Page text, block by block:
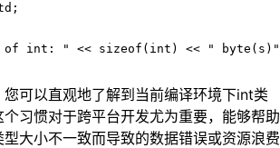
int: " << sizeof(int) << " byte(s)"
可以直观地了解到当前编译环境下int类
习惯对于跨平台开发尤为重要，能够帮助
大小不一致而导致的数据错误或资源浪费